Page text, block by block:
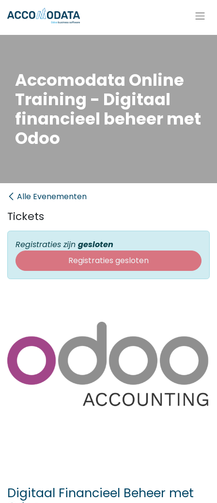
Overslaan naar inhoud
Accomodata Online
Training - Digitaal
financieel beheer met
Odoo
Alle Evenementen
Tickets
Registraties zijn gesloten
Registraties gesloten
Digitaal Financieel Beheer met